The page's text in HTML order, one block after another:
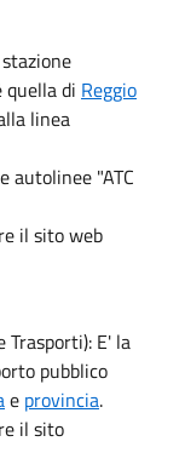
di Reggio
linea
autolinee "ATC
il sito web
Trasporti): E' la
pubblico
e provincia.
il sito